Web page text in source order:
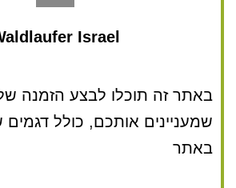
Israel
באתר זה תוכלו לבצע הזמנה
שמעניינים אותכם, כולל דגמים
באתר